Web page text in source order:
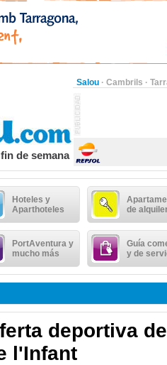
Salou · Cambrils ·
de semana
Hoteles y
Aparthoteles
de
PortAventura y
mucho más
Guía
y de
deportiva
l'Infant